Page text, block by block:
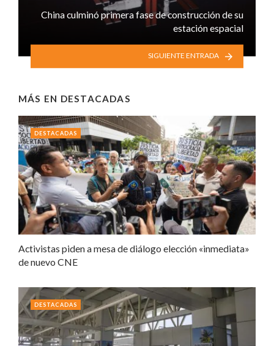
China culminó primera fase de construcción de su
estación espacial
SIGUIENTE ENTRADA
MÁS EN DESTACADAS
Activistas piden a mesa de diálogo elección «inmediata»
de nuevo CNE
DESTACADAS
DESTACADAS